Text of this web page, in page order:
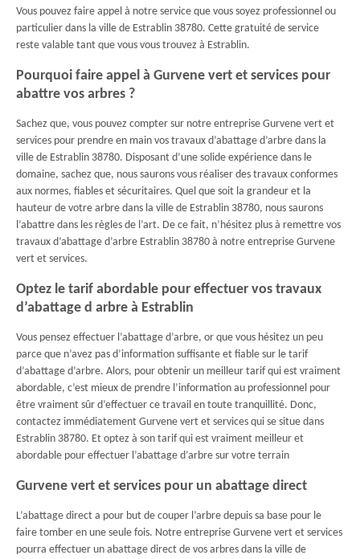
Vous pouvez faire appel à notre service que vous soyez professionnel ou
particulier dans la ville de Estrablin 38780. Cette gratuité de service
reste valable tant que vous vous trouvez à Estrablin.
Pourquoi faire appel à Gurvene vert et services pour
abattre vos arbres ?
Sachez que, vous pouvez compter sur notre entreprise Gurvene vert et
services pour prendre en main vos travaux d’abattage d’arbre dans la
ville de Estrablin 38780. Disposant d’une solide expérience dans le
domaine, sachez que, nous saurons vous réaliser des travaux conformes
aux normes, fiables et sécuritaires. Quel que soit la grandeur et la
hauteur de votre arbre dans la ville de Estrablin 38780, nous saurons
l’abattre dans les règles de l’art. De ce fait, n’hésitez plus à remettre vos
travaux d’abattage d’arbre Estrablin 38780 à notre entreprise Gurvene
vert et services.
Optez le tarif abordable pour effectuer vos travaux
d’abattage d arbre à Estrablin
Vous pensez effectuer l’abattage d’arbre, or que vous hésitez un peu
parce que n’avez pas d’information suffisante et fiable sur le tarif
d’abattage d’arbre. Alors, pour obtenir un meilleur tarif qui est vraiment
abordable, c’est mieux de prendre l’information au professionnel pour
être vraiment sûr d’effectuer ce travail en toute tranquillité. Donc,
contactez immédiatement Gurvene vert et services qui se situe dans
Estrablin 38780. Et optez à son tarif qui est vraiment meilleur et
abordable pour effectuer l’abattage d’arbre sur votre terrain
Gurvene vert et services pour un abattage direct
L’abattage direct a pour but de couper l’arbre depuis sa base pour le
faire tomber en une seule fois. Notre entreprise Gurvene vert et services
pourra effectuer un abattage direct de vos arbres dans la ville de